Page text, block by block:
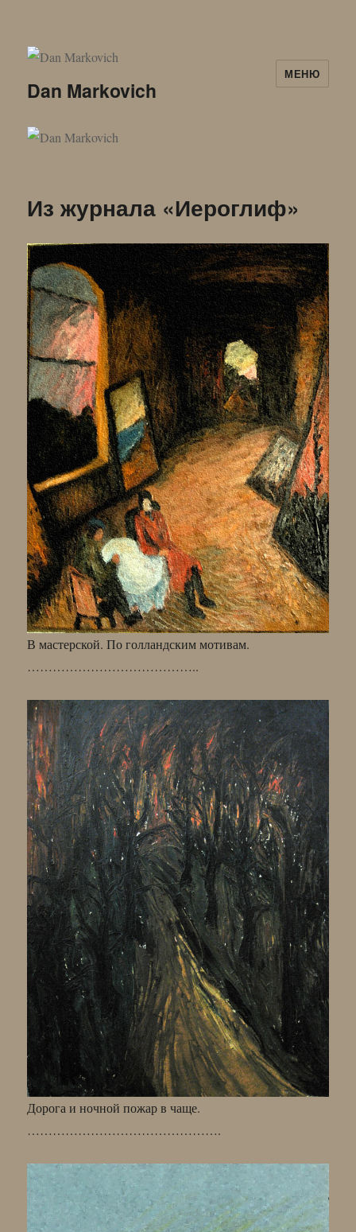
Dan Markovich
МЕНЮ
Из журнала «Иероглиф»
В мастерской. По голландским мотивам.
…………………………………..
Дорога и ночной пожар в чаще.
……………………………………….